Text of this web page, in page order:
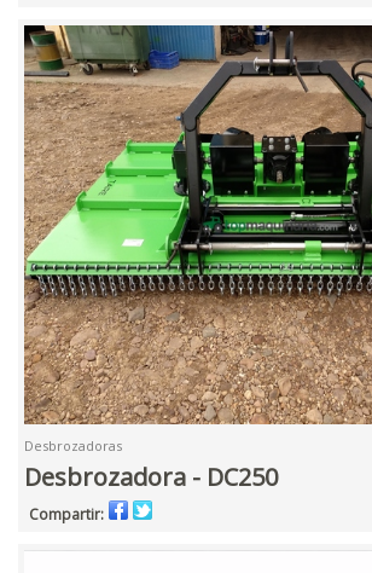
Desbrozadoras
Desbrozadora - DC250
Compartir: